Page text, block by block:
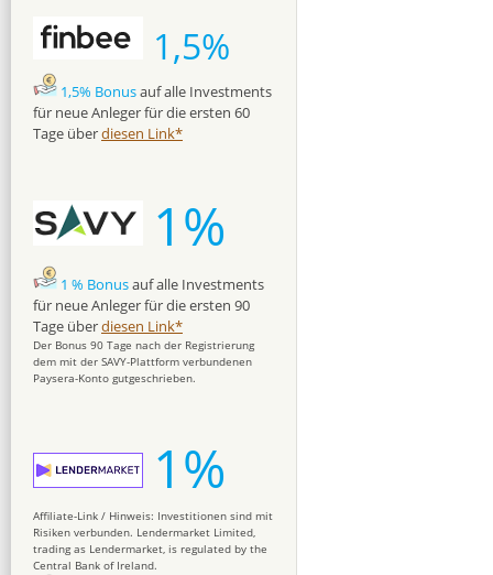
1,5%
1,5% Bonusauf alle Investments
für neue Anleger für die ersten 60
Tage überdiesen Link*
1%
1 % Bonusauf alle Investments
für neue Anleger für die ersten 90
Tage überdiesen Link*
Der Bonus 90 Tage nach der Registrierung
dem mit der SAVY-Plattform verbundenen
Paysera-Konto gutgeschrieben.
1%
Affiliate-Link / Hinweis: Investitionen sind mit
Risiken verbunden. Lendermarket Limited,
trading as Lendermarket, is regulated by the
Central Bank of Ireland.